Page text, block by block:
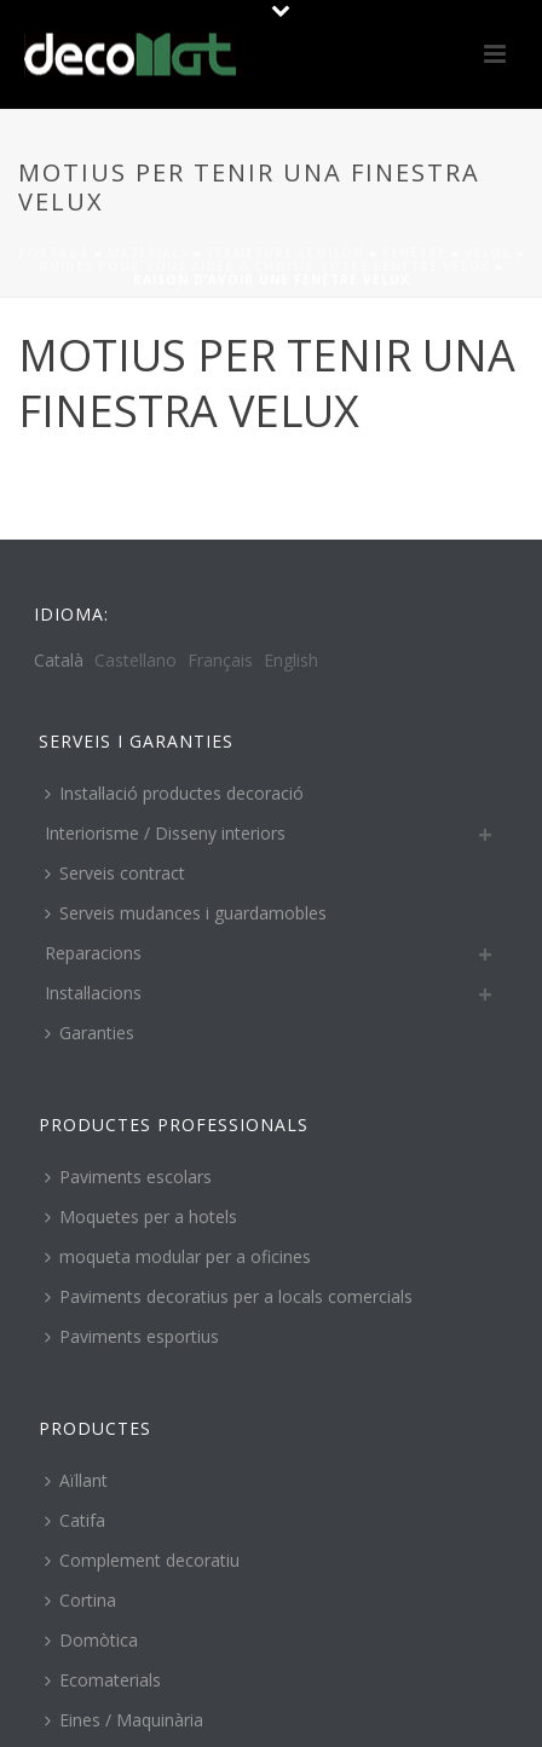
MOTIUS PER TENIR UNA FINESTRA
VELUX
MOTIUS PER TENIR UNA
FINESTRA VELUX
IDIOMA:
Català Castellano Français English
SERVEIS I GARANTIES
Instal·lació productes decoració
Interiorisme / Disseny interiors
Serveis contract
Serveis mudances i guardamobles
Reparacions
Instal·lacions
Garanties
PRODUCTES PROFESSIONALS
Paviments escolars
Moquetes per a hotels
moqueta modular per a oficines
Paviments decoratius per a locals comercials
Paviments esportius
PRODUCTES
Aïllant
Catifa
Complement decoratiu
Cortina
Domòtica
Ecomaterials
Eines / Maquinària